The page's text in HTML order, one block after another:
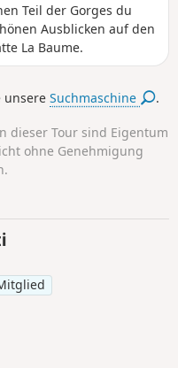
Teil der Gorges du
Ausblicken auf den
La Baume.
unsereSuchmaschine .
dieser Tour sind Eigentum
ohne Genehmigung